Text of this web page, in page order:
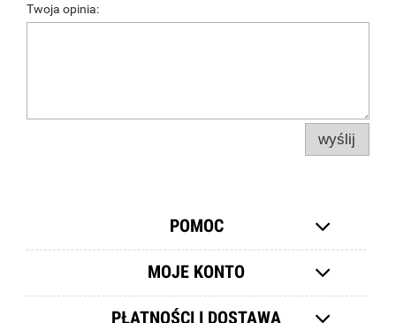
Twoja opinia:
wyślij
POMOC
MOJE KONTO
PŁATNOŚCI I DOSTAWA